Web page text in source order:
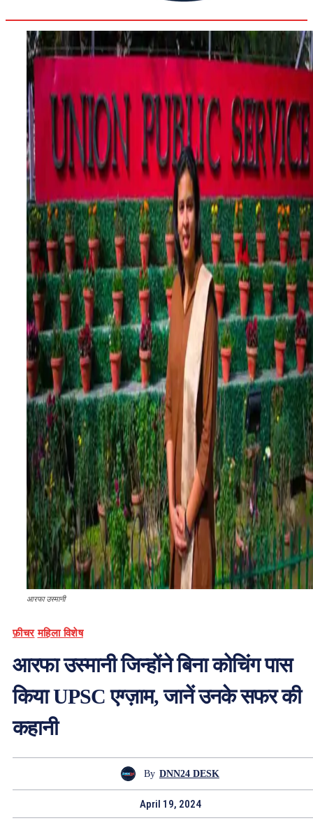
आरफा उस्मानी
फ़ीचर महिला विशेष
आरफा उस्मानी जिन्होंने बिना कोचिंग पास
किया UPSC एग्ज़ाम, जानें उनके सफर की
कहानी
By DNN24 DESK
April 19, 2024